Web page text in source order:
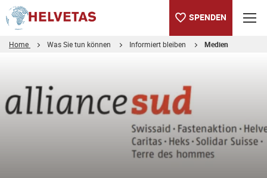
SPENDEN
Home Was Sie tun können Informiert bleiben Medien